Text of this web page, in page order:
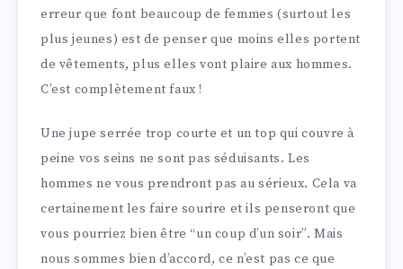
erreur que font beaucoup de femmes (surtout les
plus jeunes) est de penser que moins elles portent
de vêtements, plus elles vont plaire aux hommes.
C’est complètement faux !
Une jupe serrée trop courte et un top qui couvre à
peine vos seins ne sont pas séduisants. Les
hommes ne vous prendront pas au sérieux. Cela va
certainement les faire sourire et ils penseront que
vous pourriez bien être “un coup d’un soir”. Mais
nous sommes bien d’accord, ce n’est pas ce que